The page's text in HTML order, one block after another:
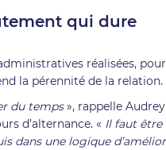
qui dure
réalisées,
la pérennité de la relation.
du temps», rappelle
d’alternance. « Il faut être
dans une logique